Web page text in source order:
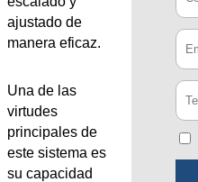
ajustado de
manera eficaz.
Una de las
virtudes
principales de
este sistema es
su capacidad